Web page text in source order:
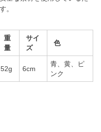
。
重
量
サイ
ズ
色
52g 6cm
青、黄、ピ
ンク